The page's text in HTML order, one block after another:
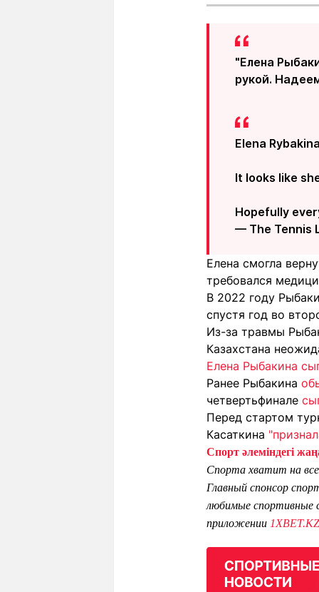
"Елена
рукой.
Elena
It looks like
Hopefully
— The Tennis
Елена смогла
требовался
В 2022 году
спустя год во
Из-за травмы
Казахстана
Елена Рыбакина
Ранее Рыбакина
четвертьфинале
Перед стартом
Касаткина
Спорт әлеміндегі
Спорта хватит на
Главный спонсор
любимые спортивные
приложении 1XBET.KZ